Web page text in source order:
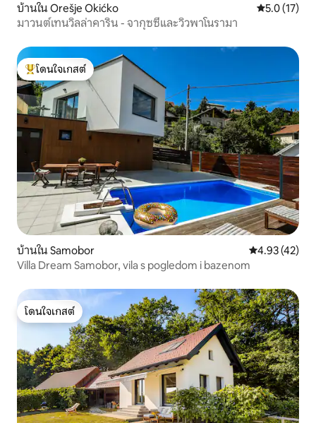
บ้านใน Orešje Okićko คะแนนเฉลี่ย
5.0 (17)
มาวนต์เทนวิลล่าคาริน - จากุซซี่และวิวพาโนรามา
โดนใจเกสต์ที่สุด
โดนใจเกสต์
บ้านใน Samobor คะแนนเฉลี่ย
4.93 (42)
Villa Dream Samobor, vila s pogledom i bazenom
โดนใจเกสต์
โดนใจเกสต์